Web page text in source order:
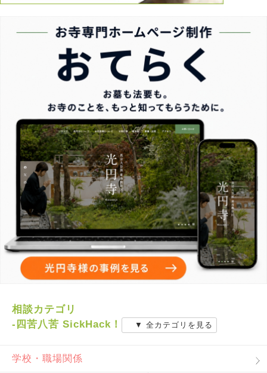
相談カテゴリ
-四苦八苦 SickHack！
▼ 全カテゴリを見る
学校・職場関係